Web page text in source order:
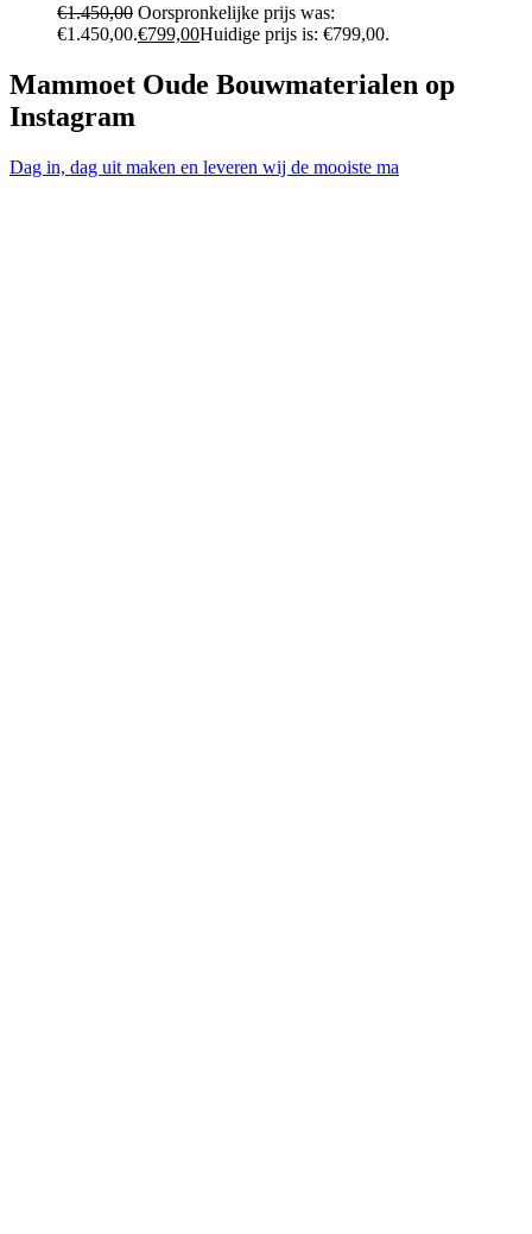
€1.450,00 Oorspronkelijke prijs was:
€1.450,00.€799,00Huidige prijs is: €799,00.
Mammoet Oude Bouwmaterialen op
Instagram
Dag in, dag uit maken en leveren wij de mooiste ma